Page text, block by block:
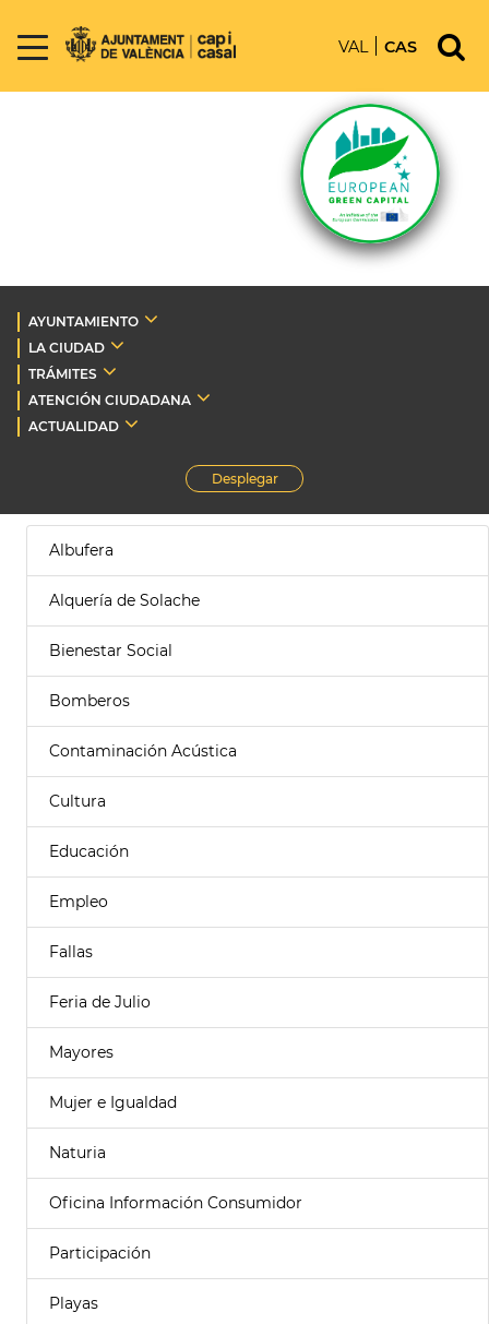
VAL CAS
AYUNTAMIENTO
LA CIUDAD
TRÁMITES
ATENCIÓN CIUDADANA
ACTUALIDAD
Desplegar
Albufera
Alquería de Solache
Bienestar Social
Bomberos
Contaminación Acústica
Cultura
Educación
Empleo
Fallas
Feria de Julio
Mayores
Mujer e Igualdad
Naturia
Oficina Información Consumidor
Participación
Playas